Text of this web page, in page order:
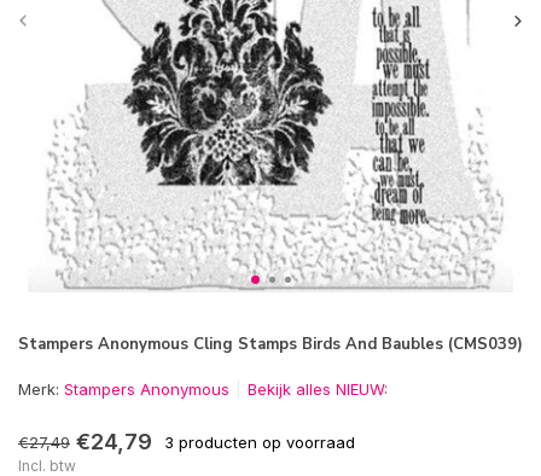
Stampers Anonymous Cling Stamps Birds And Baubles (CMS039)
Merk: Stampers Anonymous Bekijk alles NIEUW:
€27,49 €24,79 3 producten op voorraad
Incl. btw